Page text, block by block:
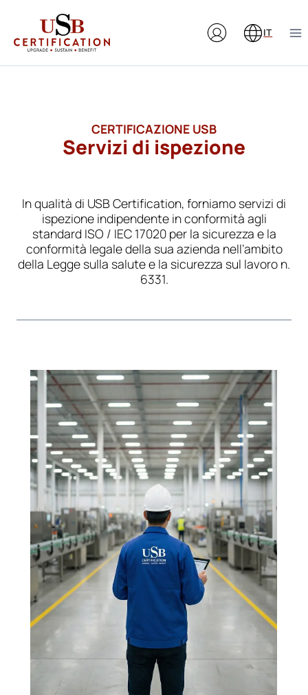
contenuto
IT
Servizi di ispezione
CERTIFICAZIONE USB
In qualità di USB Certification, forniamo servizi di
ispezione indipendente in conformità agli
standard ISO / IEC 17020 per la sicurezza e la
conformità legale della sua azienda nell’ambito
della Legge sulla salute e la sicurezza sul lavoro n.
6331.